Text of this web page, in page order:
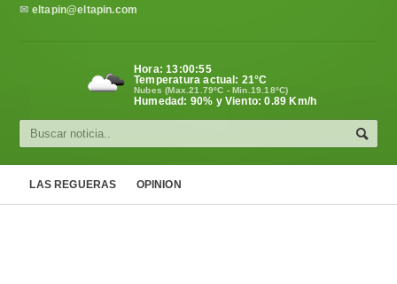
Política
Cultura
✉ eltapin@eltapin.com
Hora:13:00:56
Temperatura actual: 21°C
Nubes (Max.21.79ºC - Min.19.18ºC)
Humedad: 90% y Viento: 0.89 Km/h
LAS REGUERAS OPINION